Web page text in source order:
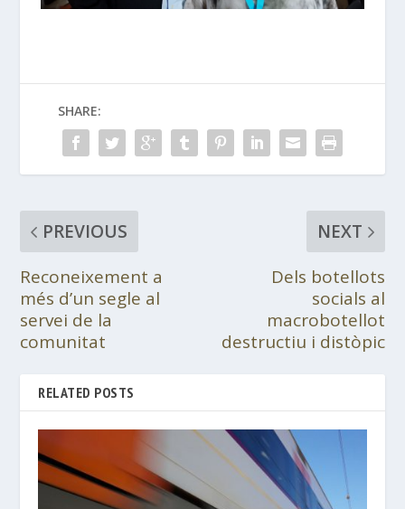
SHARE:
PREVIOUS
Reconeixement a
més d’un segle al
servei de la
comunitat
NEXT
Dels botellots
socials al
macrobotellot
destructiu i distòpic
RELATED POSTS